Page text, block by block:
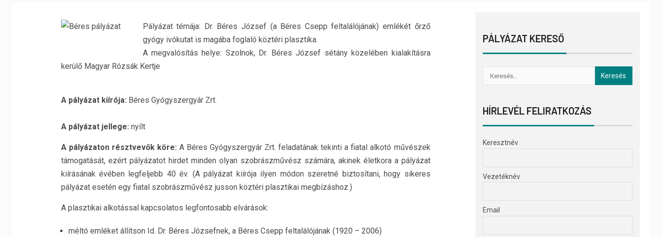
Pályázat témája: Dr. Béres József (a Béres Csepp feltalálójának) emlékét őrző
gyógy ivókutat is magába foglaló köztéri plasztika.
A megvalósítás helye: Szolnok, Dr. Béres József sétány közelében kialakításra
kerülő Magyar Rózsák Kertje
A pályázat kiírója: Béres Gyógyszergyár Zrt.
A pályázat jellege: nyílt
A pályázaton résztvevők köre: A Béres Gyógyszergyár Zrt. feladatának tekinti a fiatal alkotó művészek
támogatását, ezért pályázatot hirdet minden olyan szobrászművész számára, akinek életkora a pályázat
kiírásának évében legfeljebb 40 év. (A pályázat kiírója ilyen módon szeretné biztosítani, hogy sikeres
pályázat esetén egy fiatal szobrászművész jusson köztéri plasztikai megbízáshoz.)
A plasztikai alkotással kapcsolatos legfontosabb elvárások:
méltó emléket állítson Id. Dr. Béres Józsefnek, a Béres Csepp feltalálójának (1920 – 2006)
PÁLYÁZAT KERESŐ
HÍRLEVÉL FELIRATKOZÁS
Keresztnév
Vezetéknév
Email